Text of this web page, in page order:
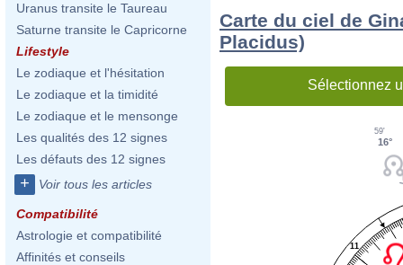
Uranus transite le Taureau
Saturne transite le Capricorne
Lifestyle
Le zodiaque et l'hésitation
Le zodiaque et la timidité
Le zodiaque et le mensonge
Les qualités des 12 signes
Les défauts des 12 signes
+ Voir tous les articles
Compatibilité
Astrologie et compatibilité
Affinités et conseils
Carte du ciel de
Placidus)
Sélectionnez
11
16°
59'